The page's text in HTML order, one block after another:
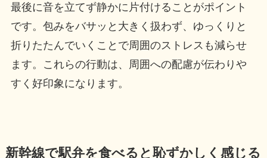
最後に音を立てず静かに片付けることがポイント
です。包みをバサッと大きく扱わず、ゆっくりと
折りたたんでいくことで周囲のストレスも減らせ
ます。これらの行動は、周囲への配慮が伝わりや
すく好印象になります。
新幹線で駅弁を食べると恥ずかしく感じる